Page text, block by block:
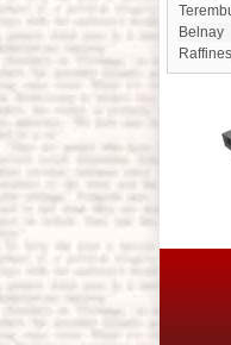
Belnay